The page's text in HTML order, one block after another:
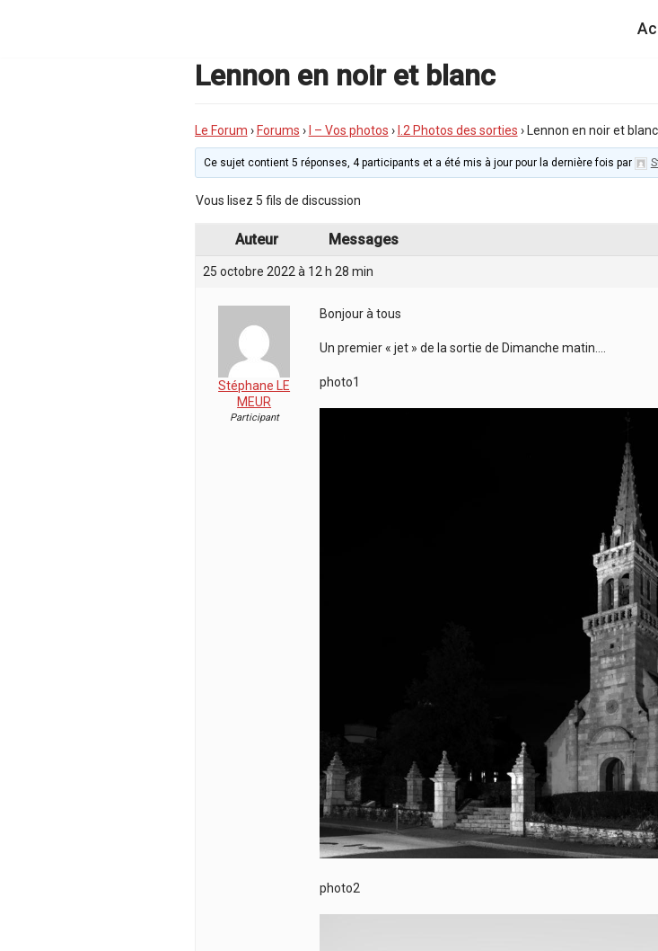
Lennon en noir et blanc
Le Forum › Forums › I – Vos photos › I.2 Photos des sorties › Lennon en noir et blanc
Ce sujet contient 5 réponses, 4 participants et a été mis à jour pour la dernière fois par
Vous lisez 5 fils de discussion
Auteur Messages
25 octobre 2022 à 12 h 28 min
Stéphane LE
MEUR
Participant
Bonjour à tous
Un premier « jet » de la sortie de Dimanche matin….
photo1
photo2